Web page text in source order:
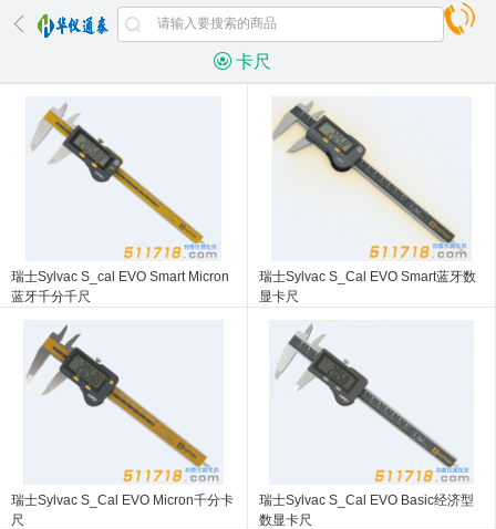
卡尺
瑞士Sylvac S_cal EVO Smart Micron
蓝牙千分千尺
瑞士Sylvac S_Cal EVO Smart蓝牙数
显卡尺
瑞士Sylvac S_Cal EVO Micron千分卡
尺
瑞士Sylvac S_Cal EVO Basic经济型
数显卡尺